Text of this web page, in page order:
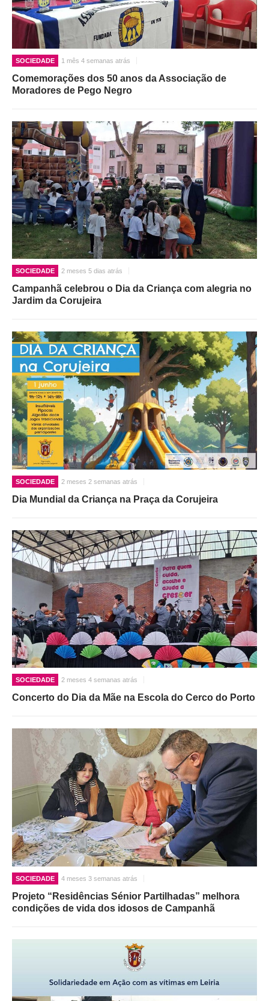
SOCIEDADE 1 mês 4 semanas atrás
Comemorações dos 50 anos da Associação de
Moradores de Pego Negro
SOCIEDADE 2 meses 5 dias atrás
Campanhã celebrou o Dia da Criança com alegria no
Jardim da Corujeira
SOCIEDADE 2 meses 2 semanas atrás
Dia Mundial da Criança na Praça da Corujeira
SOCIEDADE 2 meses 4 semanas atrás
Concerto do Dia da Mãe na Escola do Cerco do Porto
SOCIEDADE 4 meses 3 semanas atrás
Projeto “Residências Sénior Partilhadas” melhora
condições de vida dos idosos de Campanhã